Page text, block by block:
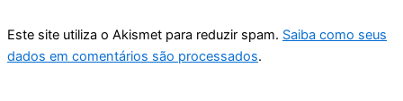
Este site utiliza o Akismet para reduzir spam. Saiba como seus
dados em comentários são processados.